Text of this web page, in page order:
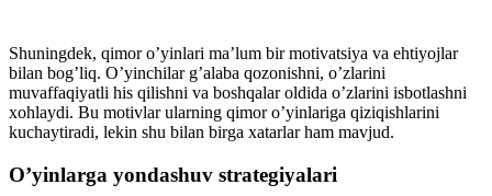
Shuningdek, qimor o’yinlari ma’lum bir motivatsiya va ehtiyojlar
bilan bog’liq. O’yinchilar g’alaba qozonishni, o’zlarini
muvaffaqiyatli his qilishni va boshqalar oldida o’zlarini isbotlashni
xohlaydi. Bu motivlar ularning qimor o’yinlariga qiziqishlarini
kuchaytiradi, lekin shu bilan birga xatarlar ham mavjud.
O’yinlarga yondashuv strategiyalari